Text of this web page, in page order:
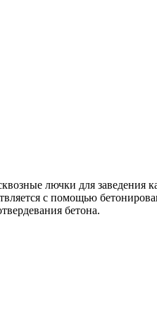
лючки для заведения
с помощью
бетона.